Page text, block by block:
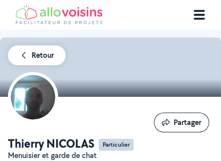
Retour
Thierry NICOLAS Particulier
Menuisier et garde de chat
Partager
Partager